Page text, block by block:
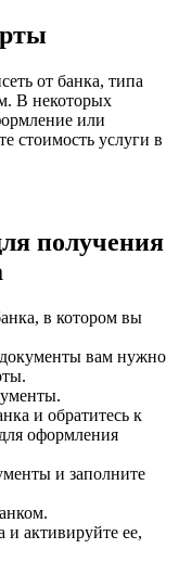
от банка, типа
В некоторых
или
стоимость услуги в
получения
в котором вы
документы вам нужно
и обратитесь к
оформления
и заполните
и активируйте ее,